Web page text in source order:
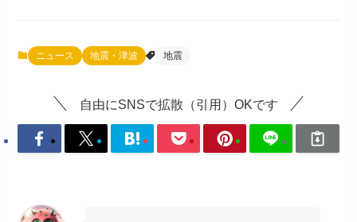
ニュース 地震・津波 地震
自由にSNSで拡散（引用）OKです